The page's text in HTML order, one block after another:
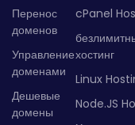
Перенос
доменов
Управление
доменами
Дешевые
домены
cPanel
хостинг
Linux
Node.JS